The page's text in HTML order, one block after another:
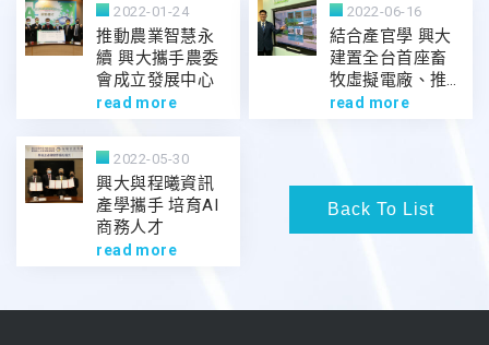
2022-01-24
推動農業智慧永
續 興大攜手農委
會成立發展中心
read more
2022-06-16
結合產官學 興大
建置全台首座畜
牧虛擬電廠、推
動淨零碳排
read more
2022-05-30
興大與程曦資訊
產學攜手 培育AI
商務人才
read more
Back To List